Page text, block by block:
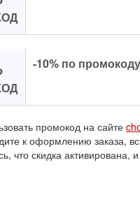
-10% по
промокод на сайте
к оформлению заказа,
что скидка активирована,